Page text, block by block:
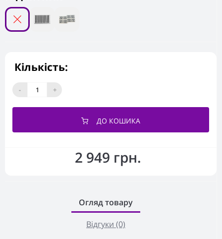
2 949 грн.
Кількість:
- +
ДО КОШИКА
Огляд товару
Відгуки (0)